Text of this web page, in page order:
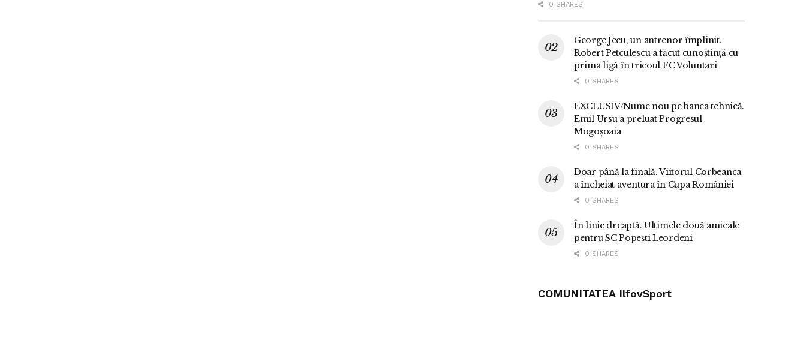
0 SHARES
George Jecu, un antrenor împlinit.
Robert Petculescu a făcut cunoștință cu
prima ligă în tricoul FC Voluntari
0 SHARES
EXCLUSIV/Nume nou pe banca tehnică.
Emil Ursu a preluat Progresul
Mogoșoaia
0 SHARES
Doar până la finală. Viitorul Corbeanca
a încheiat aventura în Cupa României
0 SHARES
În linie dreaptă. Ultimele două amicale
pentru SC Popești Leordeni
0 SHARES
COMUNITATEA IlfovSport